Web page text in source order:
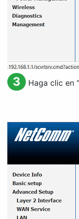
3 Haga clic en "